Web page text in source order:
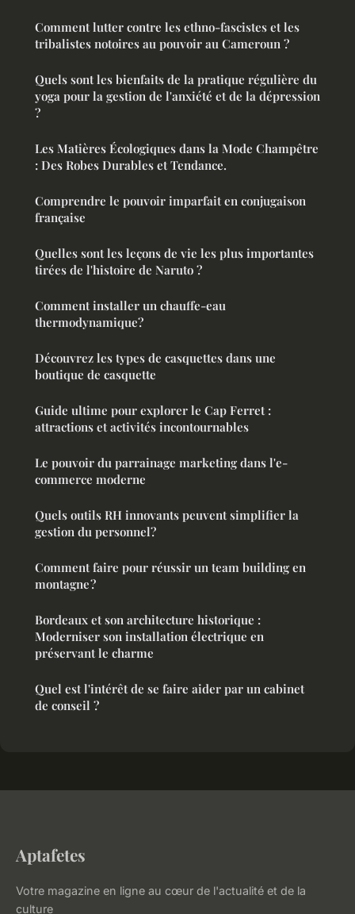
Comment lutter contre les ethno-fascistes et les
tribalistes notoires au pouvoir au Cameroun ?
Quels sont les bienfaits de la pratique régulière du
yoga pour la gestion de l'anxiété et de la dépression
?
Les Matières Écologiques dans la Mode Champêtre
: Des Robes Durables et Tendance.
Comprendre le pouvoir imparfait en conjugaison
française
Quelles sont les leçons de vie les plus importantes
tirées de l'histoire de Naruto ?
Comment installer un chauffe-eau
thermodynamique?
Découvrez les types de casquettes dans une
boutique de casquette
Guide ultime pour explorer le Cap Ferret :
attractions et activités incontournables
Le pouvoir du parrainage marketing dans l'e-
commerce moderne
Quels outils RH innovants peuvent simplifier la
gestion du personnel?
Comment faire pour réussir un team building en
montagne ?
Bordeaux et son architecture historique :
Moderniser son installation électrique en
préservant le charme
Quel est l'intérêt de se faire aider par un cabinet
de conseil ?
Aptafetes
Votre magazine en ligne au cœur de l'actualité et de la
culture